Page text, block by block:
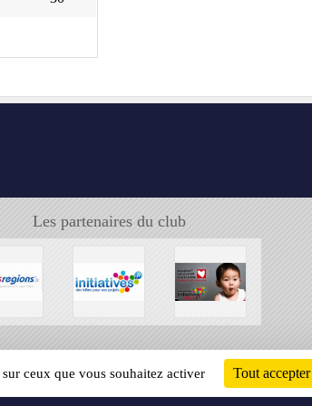
Les partenaires du club
ceux que vous souhaitez activer Tout accepter